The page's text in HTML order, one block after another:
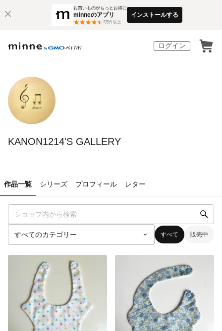
お買いものがもっとお得に
minneのアプリ
3万件以上
インストールする
ログイン
KANON1214'S GALLERY
作品一覧 シリーズ プロフィール レター
すべて 販売中